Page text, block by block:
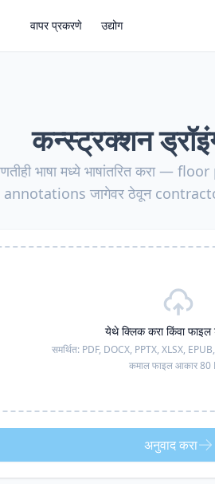
वापर प्रकरणे उद्योग
कन्स्ट्रक्शन
भाषा मध्ये भाषांतरित करा
जागेवर ठेवून
येथे क्लिक करा किंवा फाइल
समर्थित: PDF, DOCX, PPTX, XLSX,
कमाल फाइल आकार 80
अनुवाद करा